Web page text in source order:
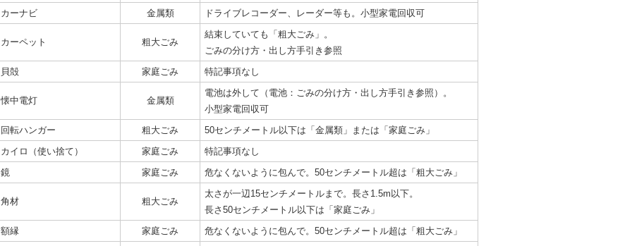
カーナビ
金属類 ドライブレコーダー、レーダー等も。小型家電回収可
カーペット 粗大ごみ
結束していても「粗大ごみ」。
ごみの分け方・出し方手引き参照
貝殻
家庭ごみ 特記事項なし
懐中電灯 金属類
電池は外して（電池：ごみの分け方・出し方手引き参照）。
小型家電回収可
回転ハンガー
粗大ごみ
50センチメートル以下は「金属類」または「家庭ごみ」
カイロ（使い捨て）
家庭ごみ
特記事項なし
鏡
家庭ごみ 危なくないように包んで。50センチメートル超は「粗大ごみ」
角材 粗大ごみ
太さが一辺15センチメートルまで。長さ1.5m以下。
長さ50センチメートル以下は「家庭ごみ」
額縁
家庭ごみ
危なくないように包んで。50センチメートル超は「粗大ごみ」